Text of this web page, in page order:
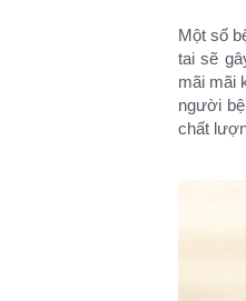
Một số
tai sẽ
mãi mãi
người
chất